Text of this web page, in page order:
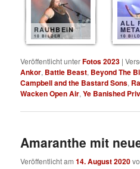
RAUHBEIN
10 BILDER
ALL
10
Veröffentlicht unterFotos 2023 |
Ankor, Battle Beast, Beyond The
Campbell and the Bastard Sons,
Wacken Open Air,Ye Banished
Amaranthe mit
Veröffentlicht am14. August 2020